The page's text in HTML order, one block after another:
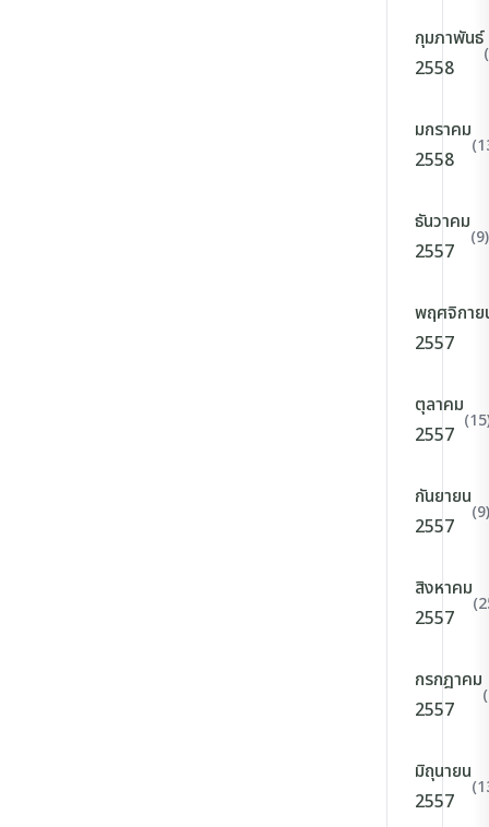
กุมภาพันธ์
2558
มกราคม
2558
ธันวาคม
2557
(9)
พฤศจิกาย
2557
ตุลาคม
2557
กันยายน
2557
(9)
สิงหาคม
2557
กรกฎาคม
2557
มิถุนายน
2557